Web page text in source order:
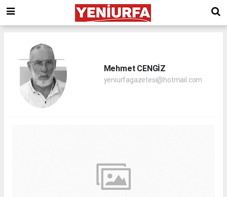
Mehmet CENGİZ
yeniurfagazetesi@hotmail.com